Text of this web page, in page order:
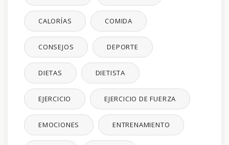
CALORÍAS COMIDA
CONSEJOS DEPORTE
DIETAS DIETISTA
EJERCICIO EJERCICIO DE FUERZA
EMOCIONES ENTRENAMIENTO